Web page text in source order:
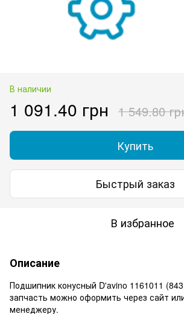
В наличии
1 091.40 грн 1 549.80
Купить
Быстрый заказ
В избранное
Описание
Подшипник конусный D'avino 1161011
запчасть можно оформить через сайт
менеджеру.